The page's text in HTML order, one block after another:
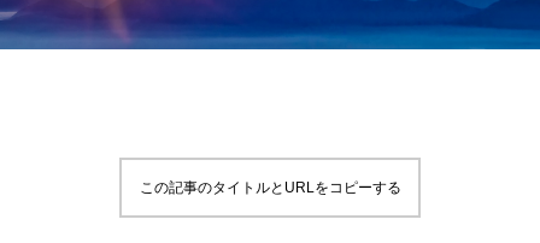
この記事のタイトルとURLをコピーする